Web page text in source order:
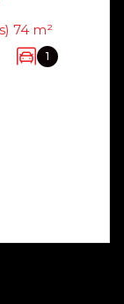
Maison 4 pièce(s) 3 chambre(s) 74 m²
1